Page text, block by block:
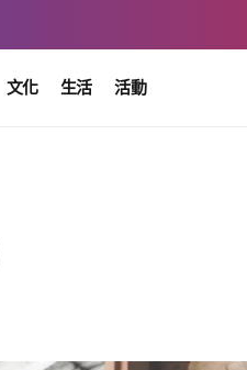
文化 生活 活動